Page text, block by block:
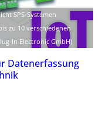
SPS-Systemen
zu 10 verschiedenen
In Electronic GmbH)
Datenerfassung